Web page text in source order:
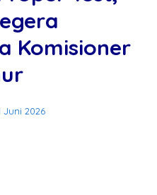
Komisioner
Juni 2026